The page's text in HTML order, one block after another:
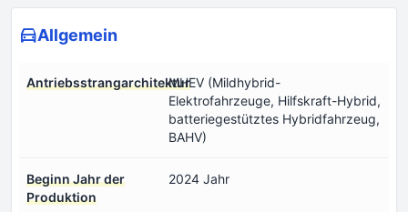
Allgemein
AntriebsstrangarchitekturMHEV (Mildhybrid-
Elektrofahrzeuge, Hilfskraft-Hybrid,
batteriegestütztes Hybridfahrzeug,
BAHV)
Beginn Jahr der
Produktion
2024 Jahr